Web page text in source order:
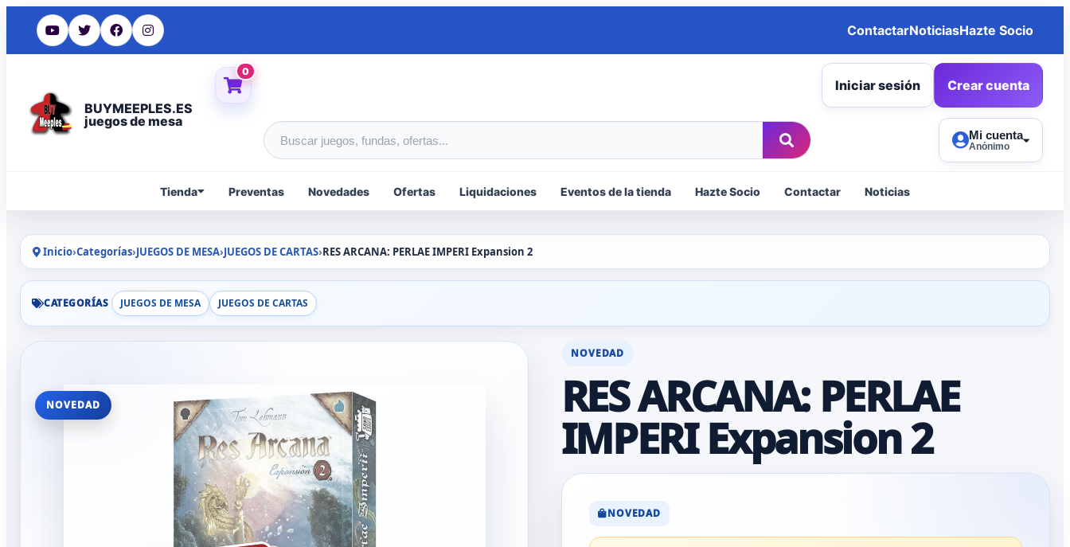
ContactarNoticiasHazte Socio
BUYMEEPLES.ES
juegos de mesa
0
Iniciar sesión Crear cuenta
Buscar productos
Mi cuenta
Anónimo
Tienda Preventas Novedades Ofertas Liquidaciones Eventos de la tienda Hazte Socio Contactar Noticias
Inicio›Categorías›JUEGOS DE MESA›JUEGOS DE CARTAS›RES ARCANA: PERLAE IMPERI Expansion 2
CATEGORÍAS JUEGOS DE MESA JUEGOS DE CARTAS
NOVEDAD
NOVEDAD
RES ARCANA: PERLAE
IMPERI Expansion 2
NOVEDAD